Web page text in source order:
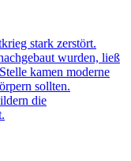
stark zerstört.
wurden, ließ
kamen moderne
sollten.
die